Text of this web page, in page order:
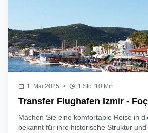
1. Mai 2025 • 1 Std. 10 Min
Transfer Flughafen Izmir -
Machen Sie eine komfortable Reise in
bekannt für ihre historische Struktur